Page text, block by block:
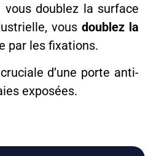
doublez la surface
vous doublez la
par les fixations.
d’une porte anti-
exposées.